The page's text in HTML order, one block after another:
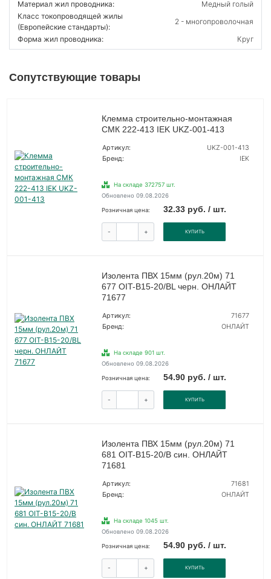
Материал жил проводника:
Медный голый
Класс токопроводящей жилы
(Европейские стандарты):
2 - многопроволочная
Форма жил проводника:
Круг
Сопутствующие товары
Клемма строительно-монтажная
СМК 222-413 IEK UKZ-001-413
Артикул:
UKZ-001-413
Бренд:
IEK
На складе 372757 шт.
Обновлено 09.08.2026
Розничная цена: 32.33 руб. / шт.
- + КУПИТЬ
Изолента ПВХ 15мм (рул.20м) 71
677 OIT-B15-20/BL черн. ОНЛАЙТ
71677
Артикул:
71677
Бренд:
ОНЛАЙТ
На складе 901 шт.
Обновлено 09.08.2026
Розничная цена: 54.90 руб. / шт.
- + КУПИТЬ
Изолента ПВХ 15мм (рул.20м) 71
681 OIT-B15-20/B син. ОНЛАЙТ
71681
Артикул:
71681
Бренд:
ОНЛАЙТ
На складе 1045 шт.
Обновлено 09.08.2026
Розничная цена: 54.90 руб. / шт.
- + КУПИТЬ